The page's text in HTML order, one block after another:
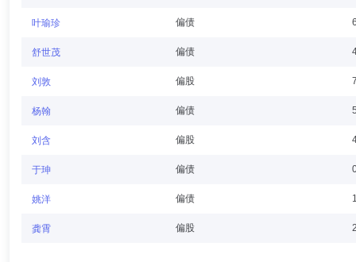
田中清和先生：申万菱信基金管理有限公司董事，大学学历。2014年9
董事,投资决策委员会成员 任职日期
汪涛先生：毕业于谢菲尔德大学，金融学硕士研究生。1998年8月起
长，平安基金管理有限公司副总经理。2020年3月加入申万菱信基金
金杰 学历：本科
叶瑜珍 偏债
舒世茂 偏债
刘敦 偏股
杨翰 偏债
刘含 偏股
于珅 偏债
姚洋 偏债
龚霄 偏股